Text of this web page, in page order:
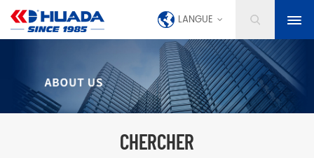
LANGUE
CHERCHER